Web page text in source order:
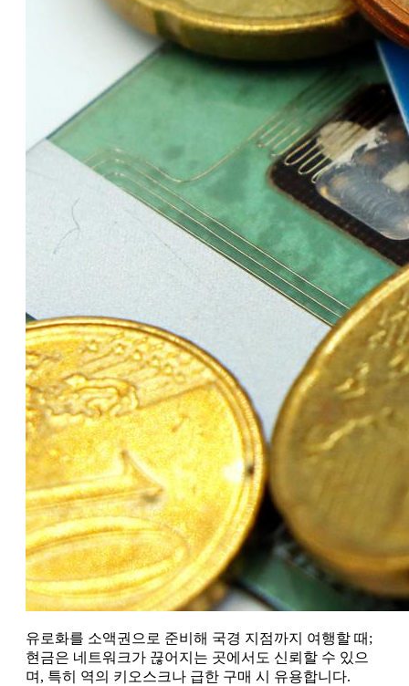
유로화를 소액권으로 준비해 국경 지점까지 여행할 때;
현금은 네트워크가 끊어지는 곳에서도 신뢰할 수 있으
며, 특히 역의 키오스크나 급한 구매 시 유용합니다.